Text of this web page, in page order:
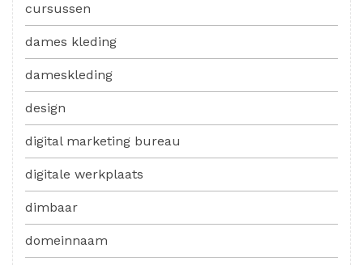
cursussen
dames kleding
dameskleding
design
digital marketing bureau
digitale werkplaats
dimbaar
domeinnaam